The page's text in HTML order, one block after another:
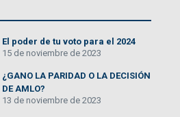
El poder de tu voto para el 2024
15 de noviembre de 2023
¿GANO LA PARIDAD O LA DECISIÓN
DE AMLO?
13 de noviembre de 2023